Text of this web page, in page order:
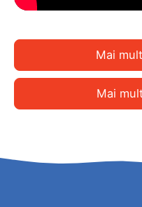
Mai
Mai